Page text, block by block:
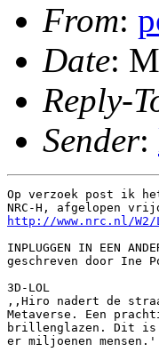
From:
Date:
Reply-
Sender:
Op verzoek post ik
http://www.nrc.nl/W2/
INPLUGGEN IN EEN
geschreven door Ine
3D-LOL
,,Hiro nadert de
Metaverse. Een
brillenglazen. Dit is
er miljoenen